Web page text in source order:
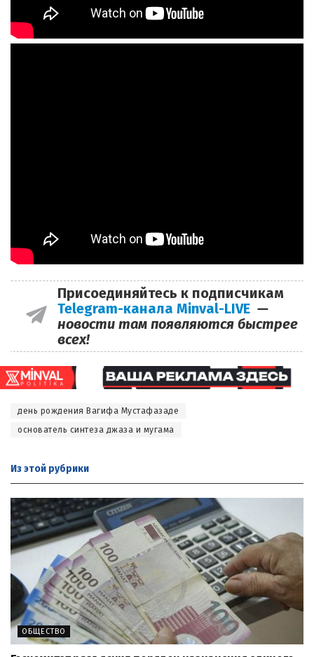
Присоединяйтесь к подписчикам
Telegram-канала Minval-LIVE —
новости там появляются быстрее
всех!
день рождения Вагифа Мустафазаде
основатель синтеза джаза и мугама
Из этой рубрики
ОБЩЕСТВО